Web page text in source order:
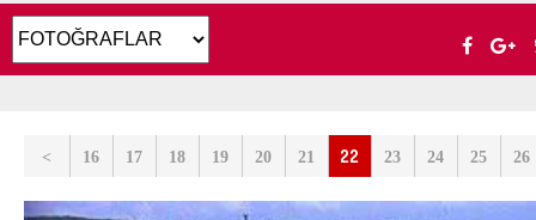
< 16 17 18 19 20 21 22 23 24 25 26